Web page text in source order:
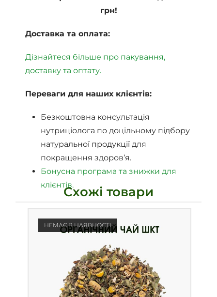
грн!
Доставка та оплата:
Дізнайтеся більше про пакування,
доставку та оптату.
Переваги для наших клієнтів:
Безкоштовна консультація
нутриціолога по доцільному підбору
натуральної продукції для
покращення здоров’я.
Бонусна програма та знижки для
клієнтів.Схожі товари
НЕМАЄ В НАЯВНОСТІ